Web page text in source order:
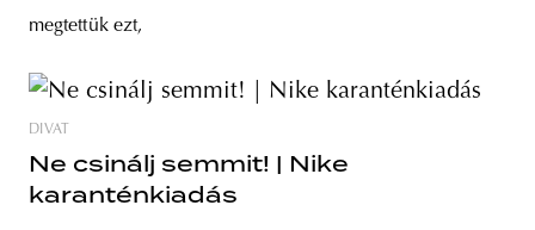
megtettük ezt,
DIVAT
Ne csinálj semmit! | Nike
karanténkiadás